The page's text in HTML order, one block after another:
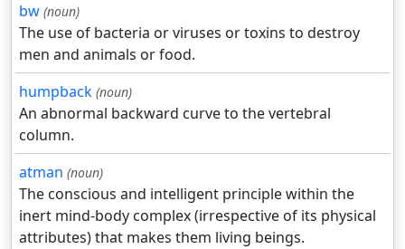
bw (noun)
The use of bacteria or viruses or toxins to destroy
men and animals or food.
humpback (noun)
An abnormal backward curve to the vertebral
column.
atman (noun)
The conscious and intelligent principle within the
inert mind-body complex (irrespective of its physical
attributes) that makes them living beings.